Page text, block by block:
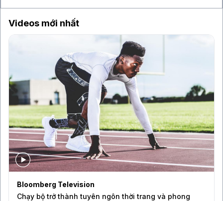
Videos mới nhất
Bloomberg Television
Chạy bộ trở thành tuyên ngôn thời trang và phong